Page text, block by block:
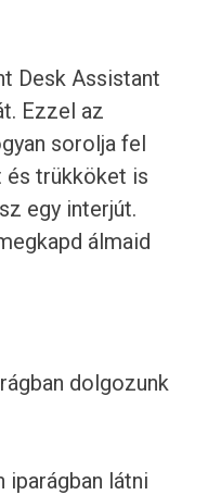
Desk Assistant
Ezzel az
sorolja fel
és trükköket is
egy interjút.
álmaid
dolgozunk
látni